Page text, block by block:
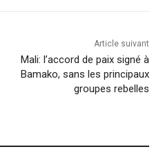
Article suivant
Mali: l’accord de paix signé à
Bamako, sans les principaux
groupes rebelles